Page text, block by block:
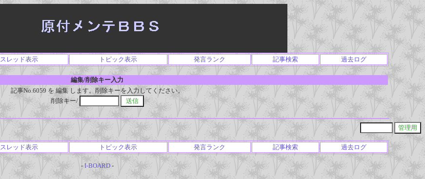
スレッド表示 トピック表示 発言ランク 記事検索 過去ログ
編集/削除キー入力
記事No.6059 を 編集 します。削除キーを入力してください。
削除キー/
スレッド表示 トピック表示 発言ランク 記事検索 過去ログ
- I-BOARD-